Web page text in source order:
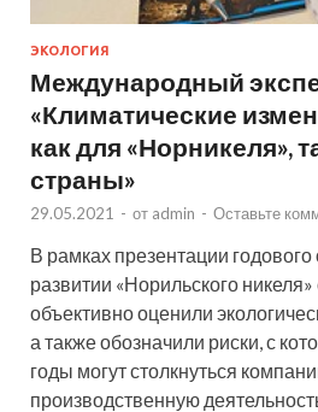
ЭКОЛОГИЯ
Международный
«Климатические
как для «Норникеля»,
страны»
29.05.2021 - от admin - Оставьте
В рамках презентации годового
развитии «Норильского
объективно оценили
а также обозначили риски, с
годы могут столкнуться
производственную